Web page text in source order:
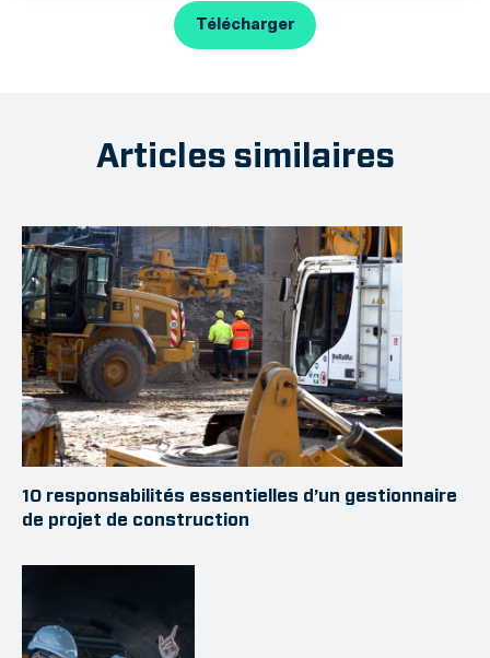
Télécharger
Articles similaires
10 responsabilités essentielles d’un gestionnaire
de projet de construction